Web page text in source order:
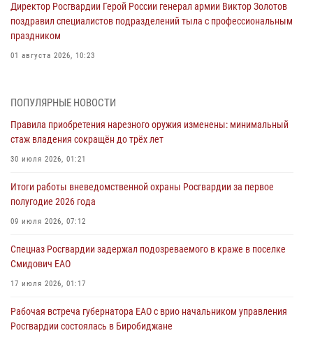
Директор Росгвардии Герой России генерал армии Виктор Золотов
поздравил специалистов подразделений тыла с профессиональным
праздником
01 августа 2026, 10:23
Российской Федерации
В Росгвардии вспоминают российских воинов, погибших в Первой
мировой войне 1914-1918 годов
Внесены изменения в правила проведения контрольного отстрела
гражданского оружия
Правила приобретения нарезного оружия изменены: минимальный
стаж владения сокращён до трёх лет
ПОПУЛЯРНЫЕ НОВОСТИ
Правила приобретения нарезного оружия изменены: минимальный
стаж владения сокращён до трёх лет
30 июля 2026, 01:21
Итоги работы вневедомственной охраны Росгвардии за первое
полугодие 2026 года
09 июля 2026, 07:12
Спецназ Росгвардии задержал подозреваемого в краже в поселке
Смидович ЕАО
17 июля 2026, 01:17
Рабочая встреча губернатора ЕАО с врио начальником управления
Росгвардии состоялась в Биробиджане